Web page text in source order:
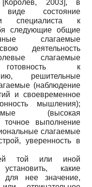
[Королев, 2003], в
состояние
специалиста к
следующие общие
слагаемые
деятельность
слагаемые
готовность к
решительные
(наблюдение
и своевременное
мышления);
(высокая
точное выполнение
слагаемые
уверенность в
той или иной
какие
для нее значение,